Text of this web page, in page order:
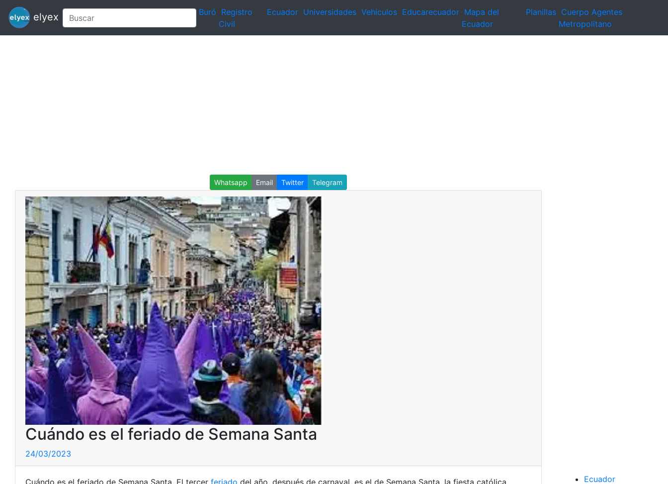
elyex Buró Registro
Civil
Ecuador Universidades Vehículos Educarecuador Mapa del
Ecuador
Planillas Cuerpo Agentes
Metropolitano
Whatsapp Email Twitter Telegram
Cuándo es el feriado de Semana Santa
24/03/2023
Cuándo es el feriado de Semana Santa. El tercer feriado del año, después de carnaval, es el de Semana Santa, la fiesta católica
Ecuador